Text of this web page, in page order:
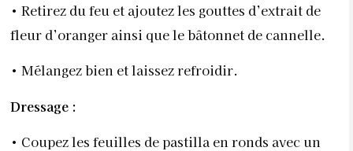
• Retirez du feu et ajoutez les gouttes d’extrait de
fleur d’oranger ainsi que lebâtonnet de cannelle.
• Mélangez bien et laissez refroidir.
Dressage :
• Coupez les feuilles de pastilla en ronds avec un